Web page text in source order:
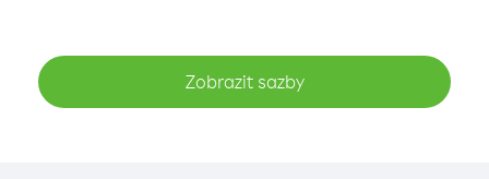
Zobrazit sazby